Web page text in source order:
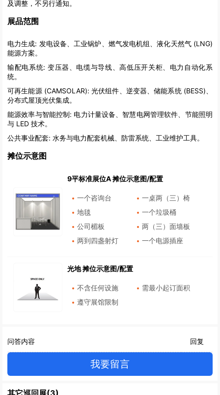
及调整，不另行通知。
展品范围
电力生成: 发电设备、工业锅炉、燃气发电机组、液化天然气 (LNG)
能源方案。
输配电系统: 变压器、电缆与导线、高低压开关柜、电力自动化系
统。
可再生能源 (CAMSOLAR): 光伏组件、逆变器、储能系统 (BESS)、
分布式屋顶光伏集成。
能源效率与智能控制: 电力计量设备、智慧电网管理软件、节能照明
与 LED 技术。
公共事业配套: 水务与电力配套机械、防雷系统、工业维护工具。
摊位示意图
9平标准展位A 摊位示意图/配置
一个咨询台
一桌两（三）椅
地毯
一个垃圾桶
公司楣板
两（三）面墙板
两到四盏射灯
一个电源插座
光地 摊位示意图/配置
不含任何设施
需最小起订面积
遵守展馆限制
问答内容 回复
我要留言
其它巡回展(3)